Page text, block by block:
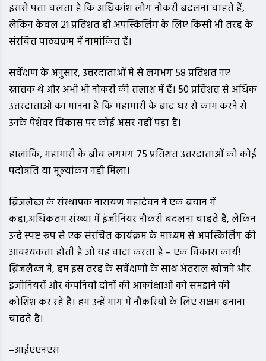
इससे पता चलता है कि अधिकांश लोग नौकरी बदलना चाहते हैं,
लेकिन केवल 21 प्रतिशत ही अपस्किलिंग के लिए किसी भी तरह के
संरचित पाठ्यक्रम में नामांकित हैं।
सर्वेक्षण के अनुसार, उत्तरदाताओं में से लगभग 58 प्रतिशत नए
स्नातक थे और अभी भी नौकरी की तलाश में हैं। 50 प्रतिशत से अधिक
उत्तरदाताओं का मानना है कि महामारी के बाद घर से काम करने से
उनके पेशेवर विकास पर कोई असर नहीं पड़ा है।
हालांकि, महामारी के बीच लगभग 75 प्रतिशत उत्तरदाताओं को कोई
पदोन्नति या मूल्यांकन नहीं मिला।
ब्रिजलैब्ज के संस्थापक नारायण महादेवन ने एक बयान में
कहा,अधिकतम संख्या में इंजीनियर नौकरी बदलना चाहते हैं, लेकिन
उन्हें स्पष्ट रूप से एक संरचित कार्यक्रम के माध्यम से अपस्किलिंग की
आवश्यकता होती है जो यह वादा करता है – एक विकास कार्य!
ब्रिजलैब्ज में, हम इस तरह के सर्वेक्षणों के साथ अंतराल खोजने और
इंजीनियरों और कंपनियों दोनों की आकांक्षाओं को समझने की
कोशिश कर रहे हैं। हम उन्हें मांग में नौकरियों के लिए सक्षम बनाना
चाहते हैं।
–आईएएनएस